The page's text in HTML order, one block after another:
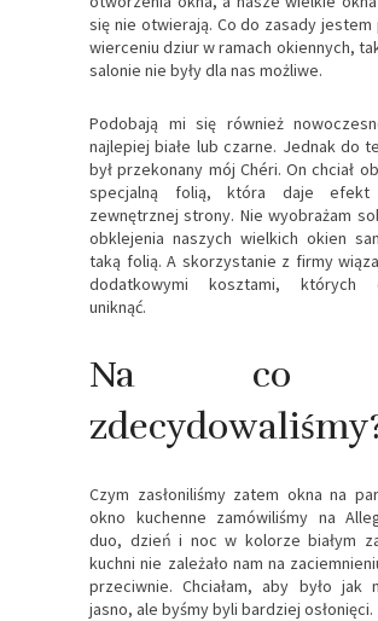
się nie otwierają. Co do zasady jestem
wierceniu dziur w ramach okiennych,
salonie nie były dla nas możliwe.
Podobają mi się również
najlepiej białe lub czarne. Jednak do
był przekonany mój Chéri. On chciał
specjalną folią, która daje
zewnętrznej strony. Nie wyobrażam
obklejenia naszych wielkich okien
taką folią. A skorzystanie z firmy
dodatkowymi kosztami, których
uniknąć.
Na co
Czym zasłoniliśmy zatem okna na
okno kuchenne zamówiliśmy na
duo, dzień i noc w kolorze białym
kuchni nie zależało nam na
przeciwnie. Chciałam, aby było jak
jasno, ale byśmy byli bardziej osłonięci.